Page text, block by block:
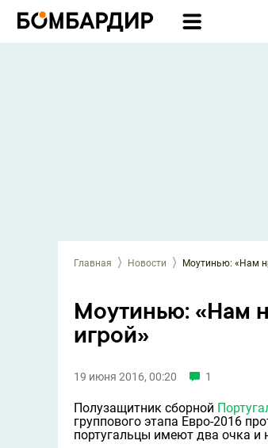
Главная Новости Моутинью: «Нам
Моутинью: «Нам
игрой»
19 июня 2016, 00:20 1
Полузащитник сборной
группового этапа Евро-2016
португальцы имеют два очка и